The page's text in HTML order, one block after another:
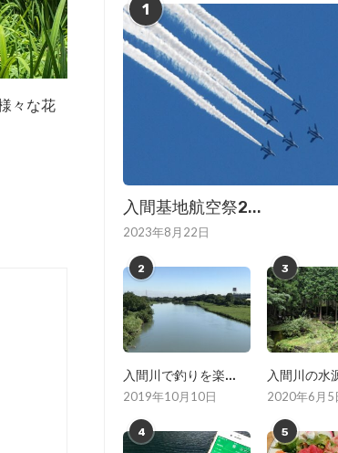
々な花
1
入間基地航空祭2...
2023年8月22日
2
入間川で釣りを楽...
2019年10月10日
3
入間川の水
2020年6月5
4 5